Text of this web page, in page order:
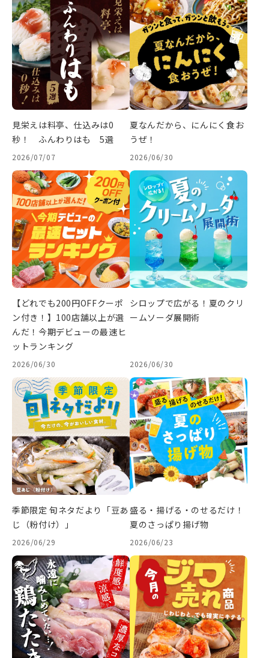
見栄えは料亭、仕込みは0
秒！ ふんわりはも 5選
2026/07/07
夏なんだから、にんにく食お
うぜ！
2026/06/30
【どれでも200円OFFクーポ
ン付き！】100店舗以上が選
んだ！今期デビューの最速ヒ
ットランキング
2026/06/30
シロップで広がる！夏のクリ
ームソーダ展開術
2026/06/30
季節限定 旬ネタだより「豆あ
じ（粉付け）」
2026/06/29
盛る・揚げる・のせるだけ！
夏のさっぱり揚げ物
2026/06/23